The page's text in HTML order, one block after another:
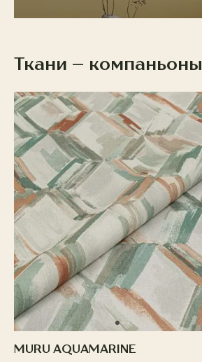
Ткани – компаньоны
MURU AQUAMARINE